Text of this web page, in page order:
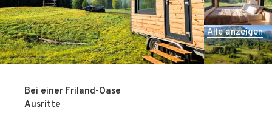
Alle anzeigen
Bei einer Friland-Oase
Ausritte